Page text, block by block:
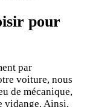
pour
par
voiture, nous
de mécanique,
vidange. Ainsi,